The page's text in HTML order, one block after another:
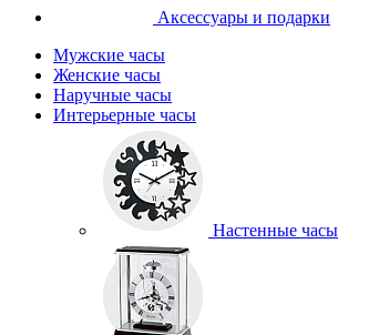
Аксессуары и подарки
Мужские часы
Женские часы
Наручные часы
Интерьерные часы
Настенные часы